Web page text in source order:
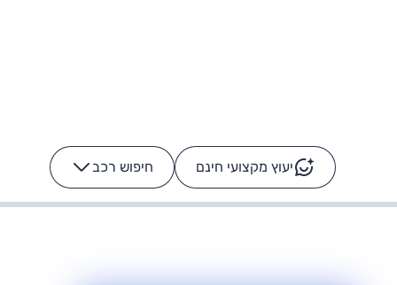
יעוץ מקצועי חינם חיפוש רכב -
על מה נוסע
הרכב לא מתקלקל. המסך
כן